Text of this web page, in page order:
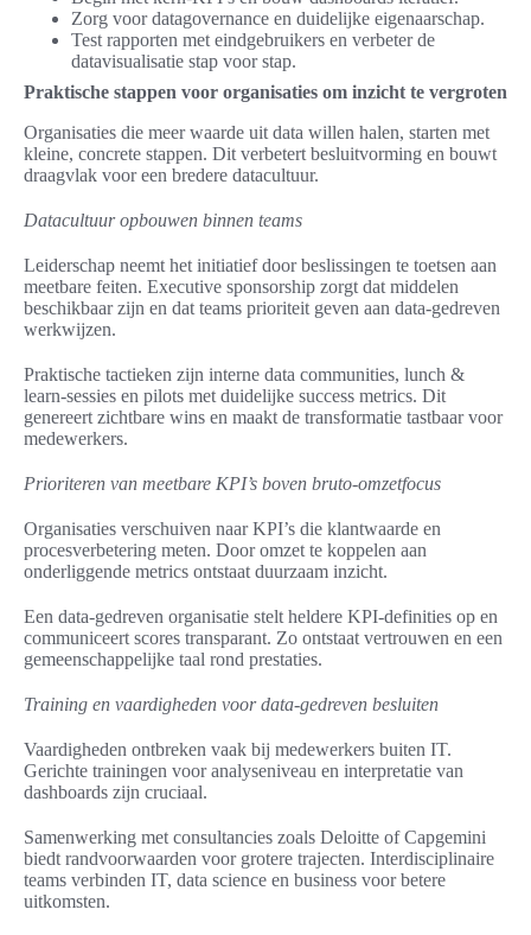
Zorg voor datagovernance en duidelijke eigenaarschap.
Test rapporten met eindgebruikers en verbeter de
datavisualisatie stap voor stap.
Praktische stappen voor organisaties om inzicht te vergroten
Organisaties die meer waarde uit data willen halen, starten met
kleine, concrete stappen. Dit verbetert besluitvorming en bouwt
draagvlak voor een bredere datacultuur.
Datacultuur opbouwen binnen teams
Leiderschap neemt het initiatief door beslissingen te toetsen aan
meetbare feiten. Executive sponsorship zorgt dat middelen
beschikbaar zijn en dat teams prioriteit geven aan data-gedreven
werkwijzen.
Praktische tactieken zijn interne data communities, lunch &
learn-sessies en pilots met duidelijke success metrics. Dit
genereert zichtbare wins en maakt de transformatie tastbaar voor
medewerkers.
Prioriteren van meetbare KPI’s boven bruto-omzetfocus
Organisaties verschuiven naar KPI’s die klantwaarde en
procesverbetering meten. Door omzet te koppelen aan
onderliggende metrics ontstaat duurzaam inzicht.
Een data-gedreven organisatie stelt heldere KPI-definities op en
communiceert scores transparant. Zo ontstaat vertrouwen en een
gemeenschappelijke taal rond prestaties.
Training en vaardigheden voor data-gedreven besluiten
Vaardigheden ontbreken vaak bij medewerkers buiten IT.
Gerichte trainingen voor analyseniveau en interpretatie van
dashboards zijn cruciaal.
Samenwerking met consultancies zoals Deloitte of Capgemini
biedt randvoorwaarden voor grotere trajecten. Interdisciplinaire
teams verbinden IT, data science en business voor betere
uitkomsten.